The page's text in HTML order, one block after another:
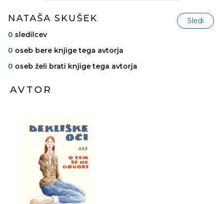
NATAŠA SKUŠEK
Sledi
0 sledilcev
0 oseb bere knjige tega avtorja
0 oseb želi brati knjige tega avtorja
AVTOR